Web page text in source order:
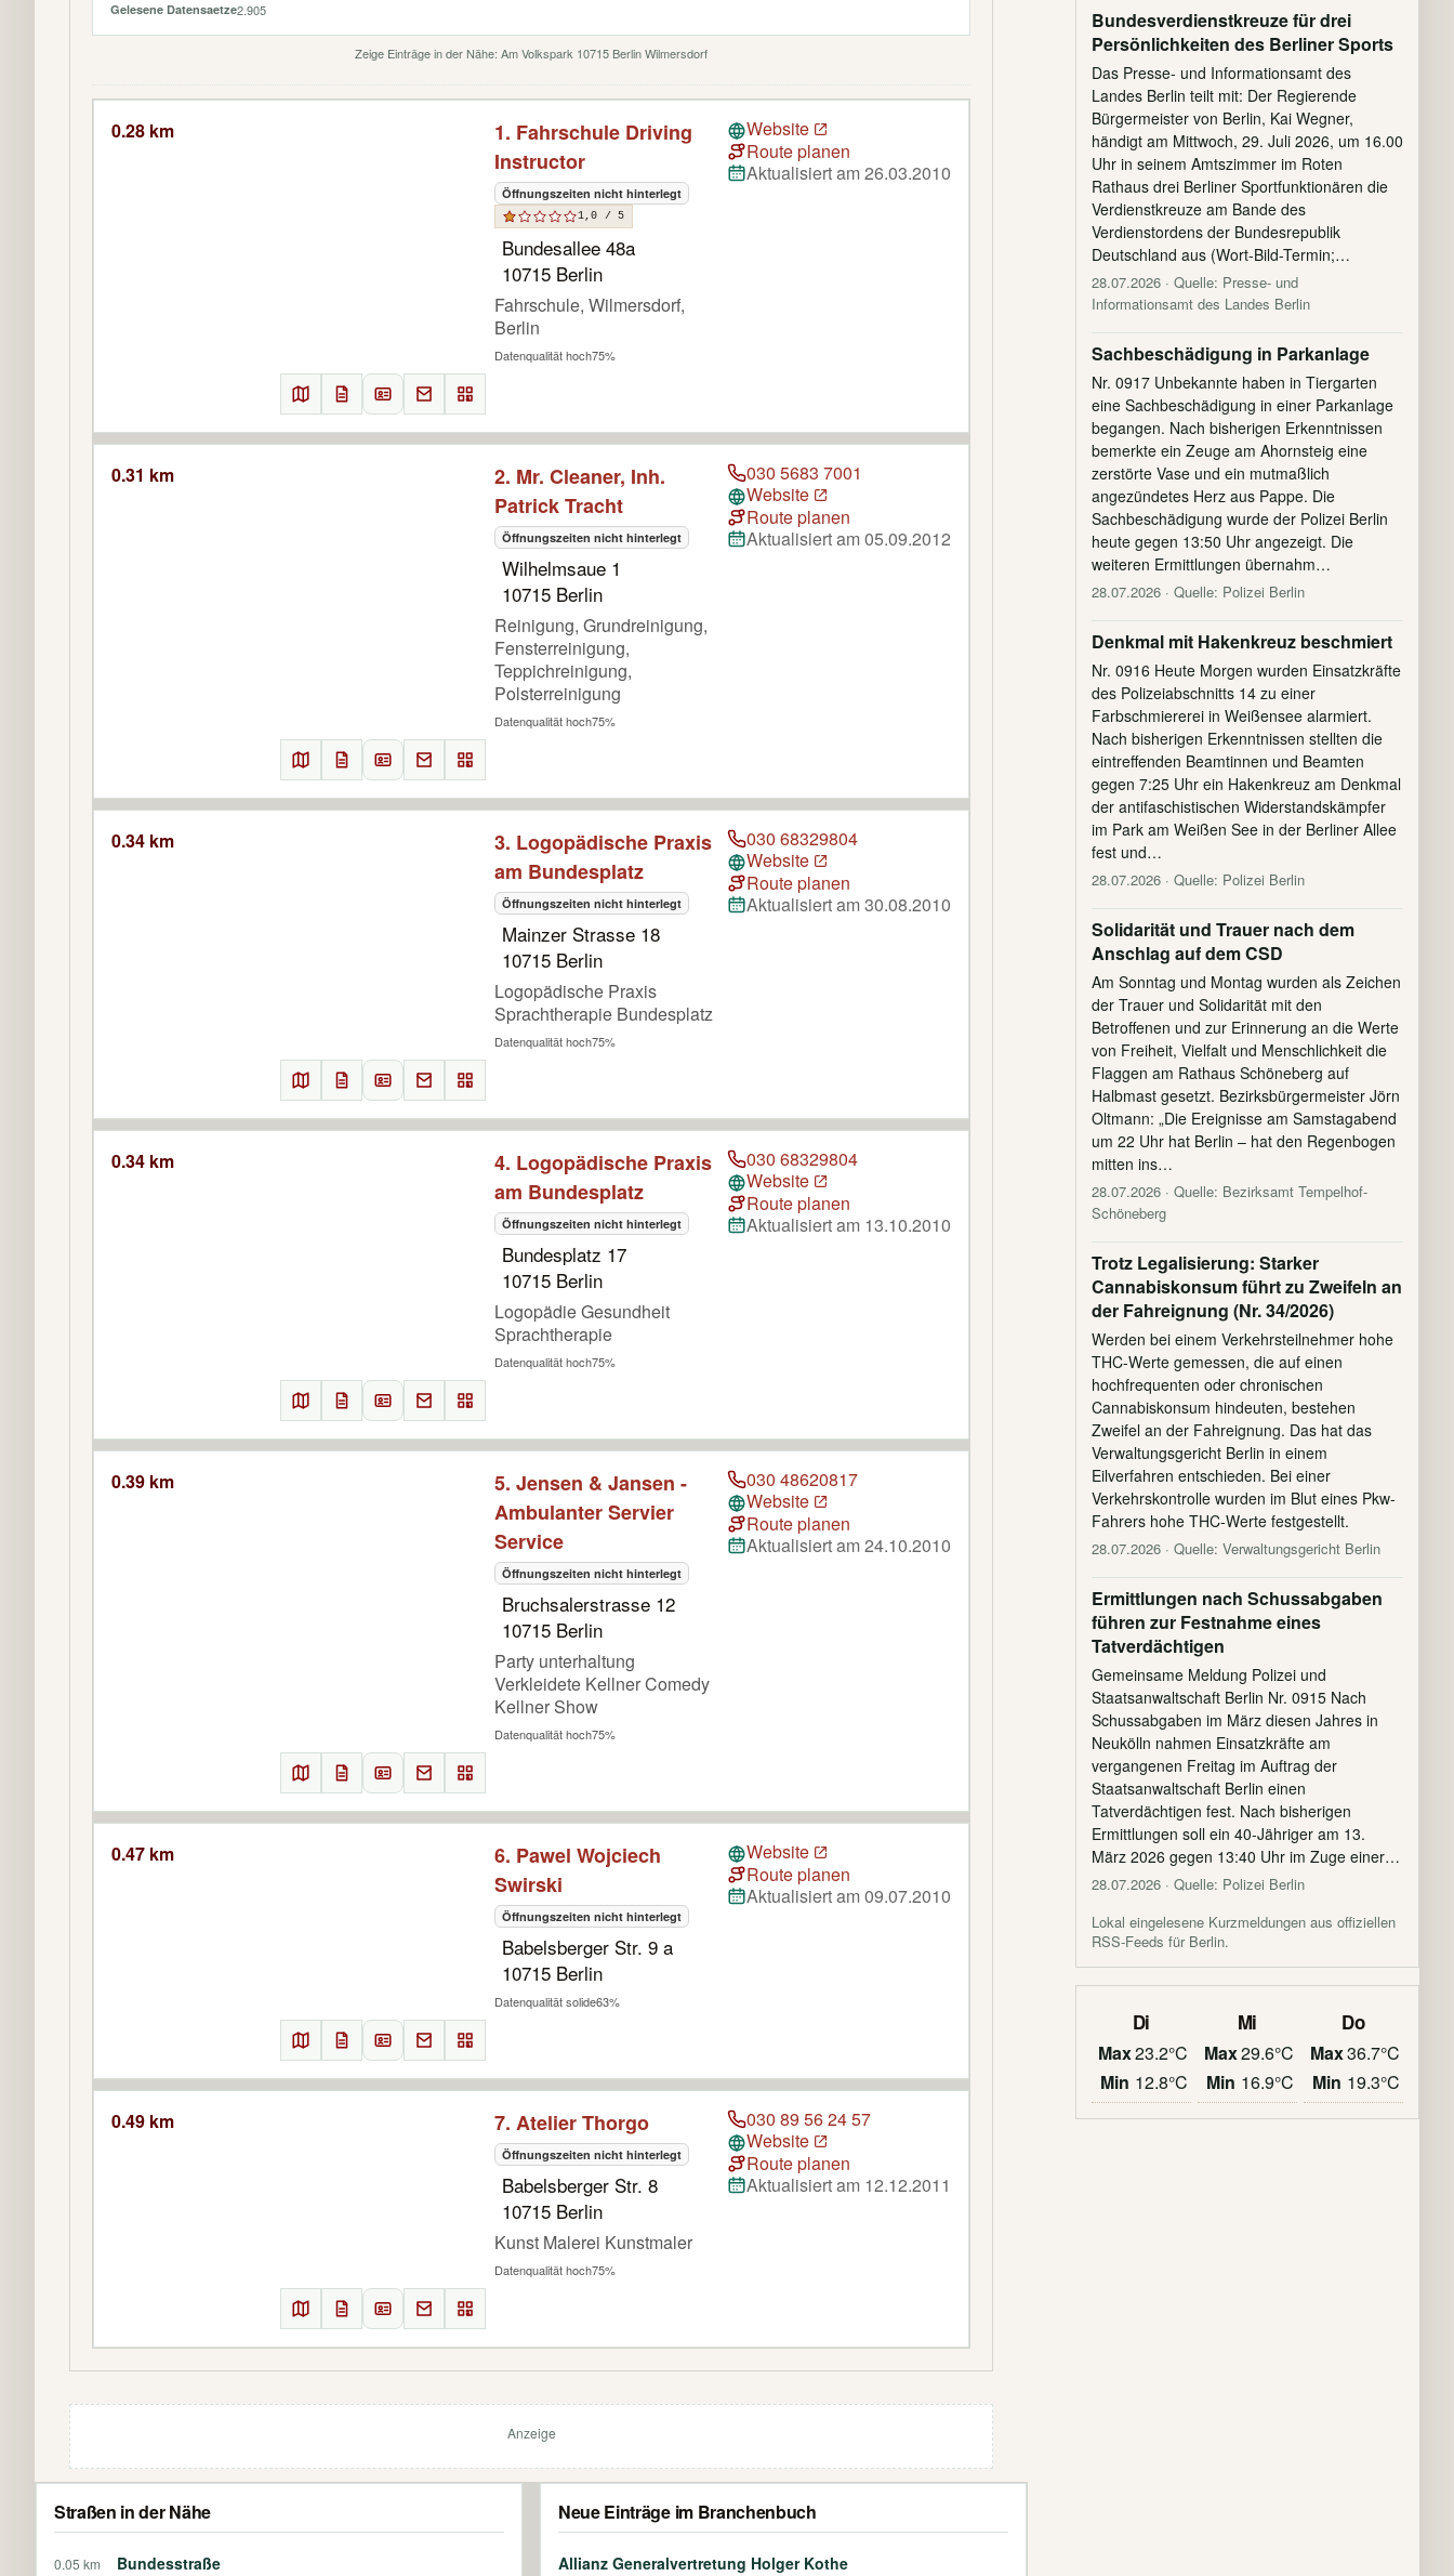
Bundesverdienstkreuze für drei
Persönlichkeiten des Berliner Sports
Das Presse- und Informationsamt des
Landes Berlin teilt mit: Der Regierende
Bürgermeister von Berlin, Kai Wegner,
händigt am Mittwoch, 29. Juli 2026, um 16.00
Uhr in seinem Amtszimmer im Roten
Rathaus drei Berliner Sportfunktionären die
Verdienstkreuze am Bande des
Verdienstordens der Bundesrepublik
Deutschland aus (Wort-Bild-Termin;…
28.07.2026 · Quelle: Presse- und
Informationsamt des Landes Berlin
Sachbeschädigung in Parkanlage
Nr. 0917 Unbekannte haben in Tiergarten
eine Sachbeschädigung in einer Parkanlage
begangen. Nach bisherigen Erkenntnissen
bemerkte ein Zeuge am Ahornsteig eine
zerstörte Vase und ein mutmaßlich
angezündetes Herz aus Pappe. Die
Sachbeschädigung wurde der Polizei Berlin
heute gegen 13:50 Uhr angezeigt. Die
weiteren Ermittlungen übernahm…
28.07.2026 · Quelle: Polizei Berlin
Denkmal mit Hakenkreuz beschmiert
Nr. 0916 Heute Morgen wurden Einsatzkräfte
des Polizeiabschnitts 14 zu einer
Farbschmiererei in Weißensee alarmiert.
Nach bisherigen Erkenntnissen stellten die
eintreffenden Beamtinnen und Beamten
gegen 7:25 Uhr ein Hakenkreuz am Denkmal
der antifaschistischen Widerstandskämpfer
im Park am Weißen See in der Berliner Allee
fest und…
28.07.2026 · Quelle: Polizei Berlin
Solidarität und Trauer nach dem
Anschlag auf dem CSD
Am Sonntag und Montag wurden als Zeichen
der Trauer und Solidarität mit den
Betroffenen und zur Erinnerung an die Werte
von Freiheit, Vielfalt und Menschlichkeit die
Flaggen am Rathaus Schöneberg auf
Halbmast gesetzt. Bezirksbürgermeister Jörn
Oltmann: „Die Ereignisse am Samstagabend
um 22 Uhr hat Berlin – hat den Regenbogen
mitten ins…
28.07.2026 · Quelle: Bezirksamt Tempelhof-
Schöneberg
Trotz Legalisierung: Starker
Cannabiskonsum führt zu Zweifeln an
der Fahreignung (Nr. 34/2026)
Werden bei einem Verkehrsteilnehmer hohe
THC-Werte gemessen, die auf einen
hochfrequenten oder chronischen
Cannabiskonsum hindeuten, bestehen
Zweifel an der Fahreignung. Das hat das
Verwaltungsgericht Berlin in einem
Eilverfahren entschieden. Bei einer
Verkehrskontrolle wurden im Blut eines Pkw-
Fahrers hohe THC-Werte festgestellt.
28.07.2026 · Quelle: Verwaltungsgericht Berlin
Ermittlungen nach Schussabgaben
führen zur Festnahme eines
Tatverdächtigen
Gemeinsame Meldung Polizei und
Staatsanwaltschaft Berlin Nr. 0915 Nach
Schussabgaben im März diesen Jahres in
Neukölln nahmen Einsatzkräfte am
vergangenen Freitag im Auftrag der
Staatsanwaltschaft Berlin einen
Tatverdächtigen fest. Nach bisherigen
Ermittlungen soll ein 40-Jähriger am 13.
März 2026 gegen 13:40 Uhr im Zuge einer…
28.07.2026 · Quelle: Polizei Berlin
Lokal eingelesene Kurzmeldungen aus offiziellen
RSS-Feeds für Berlin.
Di
Max23.2°C
Min 12.8°C
Mi
Max29.6°C
Min 16.9°C
Do
Max36.7°C
Min 19.3°C
Gelesene Datensaetze2.905
Zeige Einträge in der Nähe: Am Volkspark 10715 Berlin Wilmersdorf
0.28 km
1. Fahrschule Driving
Instructor
Öffnungszeiten nicht hinterlegt
1,0 / 5
Bundesallee 48a
10715 Berlin
Fahrschule, Wilmersdorf,
Berlin
Datenqualität hoch75%
Website
Route planen
Aktualisiert am 26.03.2010
0.31 km
2. Mr. Cleaner, Inh.
Patrick Tracht
Öffnungszeiten nicht hinterlegt
Wilhelmsaue 1
10715 Berlin
Reinigung, Grundreinigung,
Fensterreinigung,
Teppichreinigung,
Polsterreinigung
Datenqualität hoch75%
030 5683 7001
Website
Route planen
Aktualisiert am 05.09.2012
0.34 km
3. Logopädische Praxis
am Bundesplatz
Öffnungszeiten nicht hinterlegt
Mainzer Strasse 18
10715 Berlin
Logopädische Praxis
Sprachtherapie Bundesplatz
Datenqualität hoch75%
030 68329804
Website
Route planen
Aktualisiert am 30.08.2010
0.34 km
4. Logopädische Praxis
am Bundesplatz
Öffnungszeiten nicht hinterlegt
Bundesplatz 17
10715 Berlin
Logopädie Gesundheit
Sprachtherapie
Datenqualität hoch75%
030 68329804
Website
Route planen
Aktualisiert am 13.10.2010
0.39 km
5. Jensen & Jansen -
Ambulanter Servier
Service
Öffnungszeiten nicht hinterlegt
Bruchsalerstrasse 12
10715 Berlin
Party unterhaltung
Verkleidete Kellner Comedy
Kellner Show
Datenqualität hoch75%
030 48620817
Website
Route planen
Aktualisiert am 24.10.2010
0.47 km
6. Pawel Wojciech
Swirski
Öffnungszeiten nicht hinterlegt
Babelsberger Str. 9 a
10715 Berlin
Datenqualität solide63%
Website
Route planen
Aktualisiert am 09.07.2010
0.49 km 7. Atelier Thorgo
Öffnungszeiten nicht hinterlegt
Babelsberger Str. 8
10715 Berlin
Kunst Malerei Kunstmaler
Datenqualität hoch75%
030 89 56 24 57
Website
Route planen
Aktualisiert am 12.12.2011
Anzeige
Straßen in der Nähe
0.05 km Bundesstraße
Neue Einträge im Branchenbuch
Allianz Generalvertretung Holger Kothe